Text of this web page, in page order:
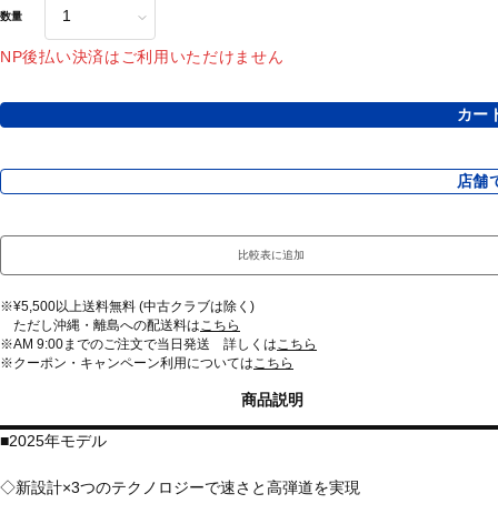
数量
NP後払い決済はご利用いただけません
カー
店舗
比較表に追加
※¥5,500以上送料無料 (中古クラブは除く)
ただし沖縄・離島への配送料はこちら
※AM 9:00までのご注文で当日発送 詳しくはこちら
※クーポン・キャンペーン利用についてはこちら
商品説明
■2025年モデル
◇新設計×3つのテクノロジーで速さと高弾道を実現